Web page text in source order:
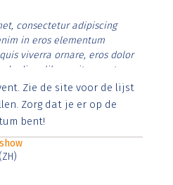
consectetur adipiscing
in eros elementum
viverra ornare, eros dolor
diam libero vitae erat.
cursus id rutrum lorem
risus tristique posuere.
Zie de site voor de lijst
Zorg dat je er op de
bent!